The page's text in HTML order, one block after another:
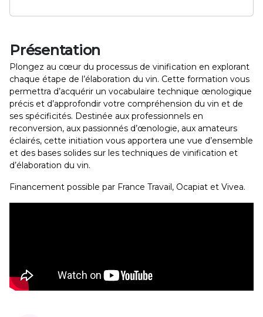
Présentation
Plongez au cœur du processus de vinification en explorant
chaque étape de l’élaboration du vin. Cette formation vous
permettra d’acquérir un vocabulaire technique œnologique
précis et d’approfondir votre compréhension du vin et de
ses spécificités. Destinée aux professionnels en
reconversion, aux passionnés d’œnologie, aux amateurs
éclairés, cette initiation vous apportera une vue d’ensemble
et des bases solides sur les techniques de vinification et
d’élaboration du vin.
Financement possible par France Travail, Ocapiat et Vivea.